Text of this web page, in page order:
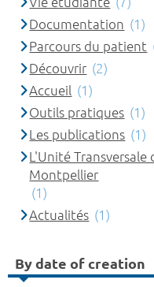
Documentation (1)
Parcours du patient
Découvrir (2)
Accueil (1)
Outils pratiques (1)
Les publications (1)
L'Unité
Montpellier
(1)
Actualités (1)
By date of creation